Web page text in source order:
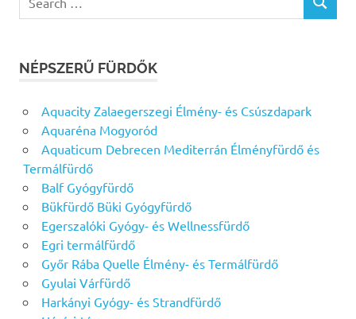
for:
SEARCH
NÉPSZERŰ FÜRDŐK
Aquacity Zalaegerszegi Élmény- és Csúszdapark
Aquaréna Mogyoród
Aquaticum Debrecen Mediterrán Élményfürdő és
Termálfürdő
Balf Gyógyfürdő
Bükfürdő Büki Gyógyfürdő
Egerszalóki Gyógy- és Wellnessfürdő
Egri termálfürdő
Győr Rába Quelle Élmény- és Termálfürdő
Gyulai Várfürdő
Harkányi Gyógy- és Strandfürdő